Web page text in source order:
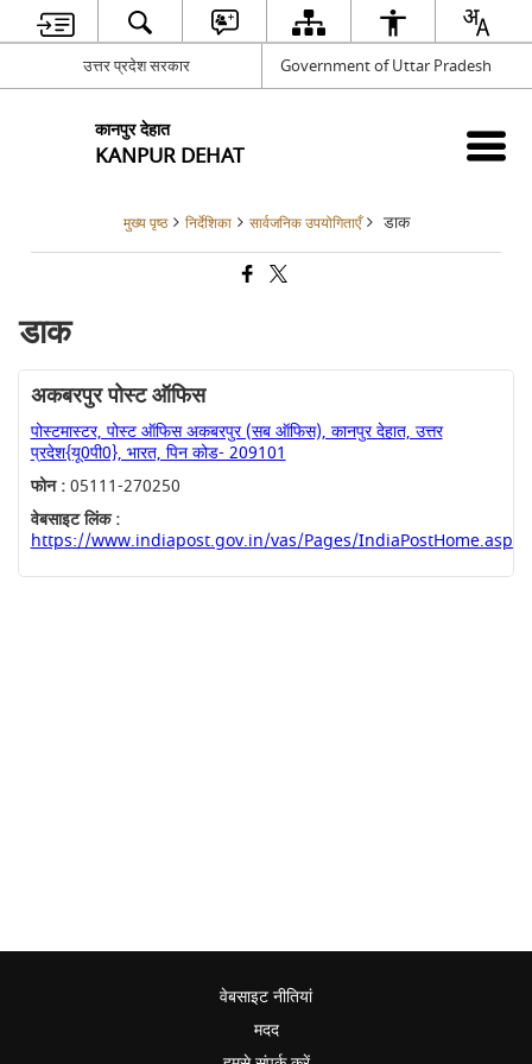
उत्तर प्रदेश सरकार Government of Uttar Pradesh
कानपुर देहात
KANPUR DEHAT
मुख्य पृष्ठ निर्देशिका सार्वजनिक उपयोगिताएँ डाक
डाक
अकबरपुर पोस्ट ऑफिस
पोस्टमास्टर, पोस्ट ऑफिस अकबरपुर (सब ऑफिस), कानपुर देहात, उत्तर
प्रदेश{यू0पी0}, भारत, पिन कोड- 209101
फोन :05111-270250
वेबसाइट लिंक :
https://www.indiapost.gov.in/vas/Pages/IndiaPostHome.aspx
वेबसाइट नीतियां
मदद